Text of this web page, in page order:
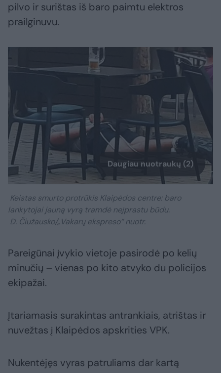
pilvo ir surištas iš baro paimtu elektros
prailginuvu.
Daugiau nuotraukų (2)
Keistas smurto protrūkis Klaipėdos centre: baro
lankytojai jauną vyrą tramdė neįprastu būdu.
D. Čiužausko/„Vakarų ekspreso“ nuotr.
Pareigūnai įvykio vietoje pasirodė po kelių
minučių – vienas po kito atvyko du policijos
ekipažai.
Įtariamasis surakintas antrankiais, atrištas ir
nuvežtas į Klaipėdos apskrities VPK.
Nukentėjęs vyras patruliams dar kartą